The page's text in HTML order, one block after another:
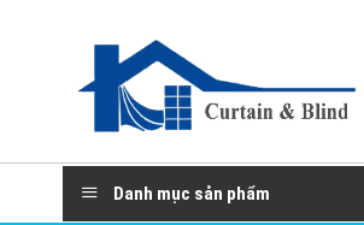
Danh mục sản phẩm